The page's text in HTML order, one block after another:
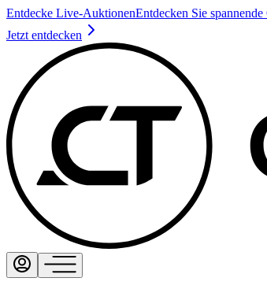
Entdecke Live-AuktionenEntdecken Sie
Jetzt entdecken